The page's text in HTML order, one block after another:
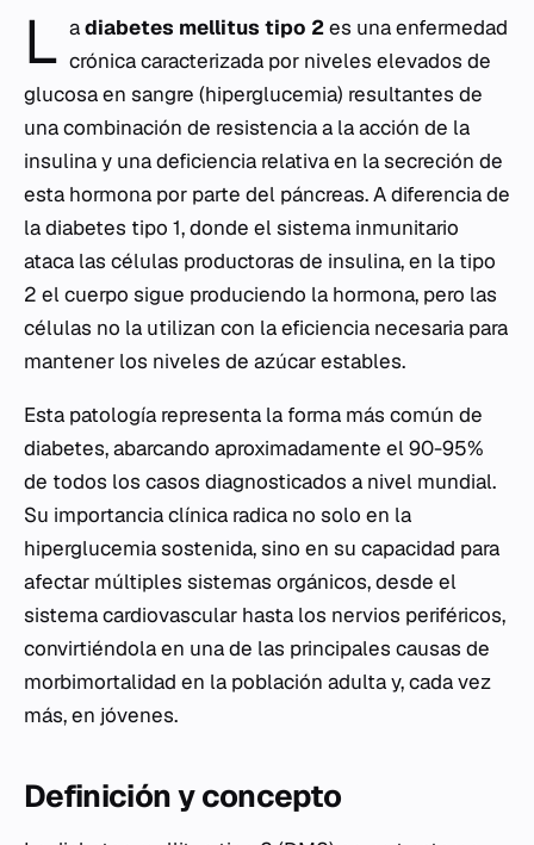
L adiabetes mellitus tipo 2es una enfermedad
crónica caracterizada por niveles elevados de
glucosa en sangre (hiperglucemia) resultantes de
una combinación de resistencia a la acción de la
insulina y una deficiencia relativa en la secreción de
esta hormona por parte del páncreas. A diferencia de
la diabetes tipo 1, donde el sistema inmunitario
ataca las células productoras de insulina, en la tipo
2 el cuerpo sigue produciendo la hormona, pero las
células no la utilizan con la eficiencia necesaria para
mantener los niveles de azúcar estables.
Esta patología representa la forma más común de
diabetes, abarcando aproximadamente el 90-95%
de todos los casos diagnosticados a nivel mundial.
Su importancia clínica radica no solo en la
hiperglucemia sostenida, sino en su capacidad para
afectar múltiples sistemas orgánicos, desde el
sistema cardiovascular hasta los nervios periféricos,
convirtiéndola en una de las principales causas de
morbimortalidad en la población adulta y, cada vez
más, en jóvenes.
Definición y concepto